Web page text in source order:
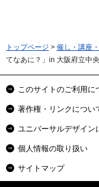
トップページ > 催し・講座
てなあに？」in 大阪府立中
このサイトのご利用に
著作権・リンクについ
ユニバーサルデザイン
個人情報の取り扱い
サイトマップ